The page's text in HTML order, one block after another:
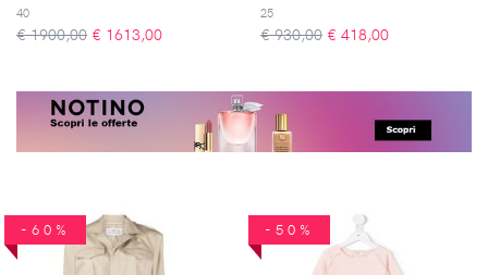
40
€ 1900,00 € 1613,00
25
€ 930,00 € 418,00
-60% -50%